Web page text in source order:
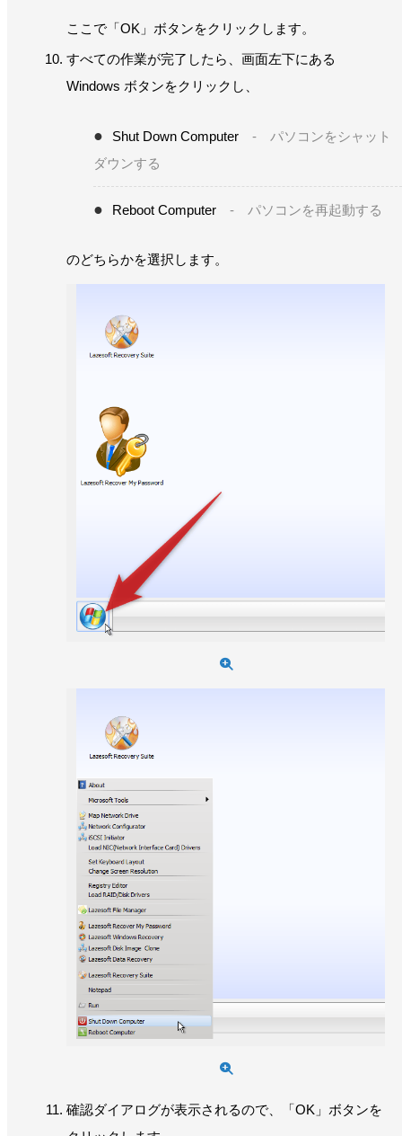
ここで「OK」ボタンをクリックします。
すべての作業が完了したら、画面左下にある
Windows ボタンをクリックし、
Shut Down Computer - パソコンをシャット
ダウンする
Reboot Computer - パソコンを再起動する
のどちらかを選択します。
確認ダイアログが表示されるので、「OK」ボタンを